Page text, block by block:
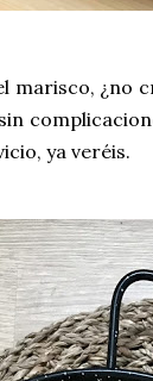
marisco, ¿no
ya veréis.